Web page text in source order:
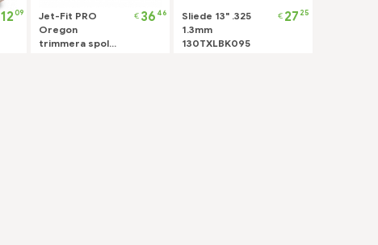
1209
Jet-Fit PRO
Oregon
trimmera spole
€ 36 46
Sliede 13" .325
1.3mm
130TXLBK095
€ 27 25